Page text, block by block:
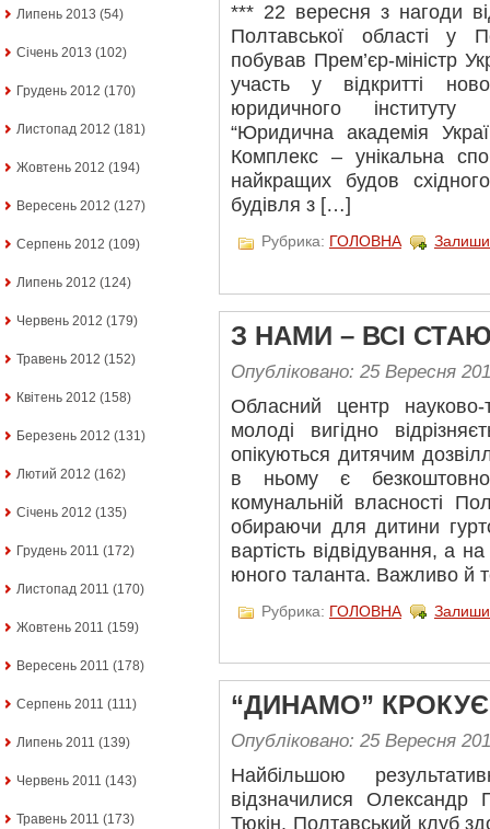
Липень 2013 (54)
Січень 2013 (102)
Грудень 2012 (170)
Листопад 2012 (181)
Жовтень 2012 (194)
Вересень 2012 (127)
Серпень 2012 (109)
Липень 2012 (124)
Червень 2012 (179)
Травень 2012 (152)
Квітень 2012 (158)
Березень 2012 (131)
Лютий 2012 (162)
Січень 2012 (135)
Грудень 2011 (172)
Листопад 2011 (170)
Жовтень 2011 (159)
Вересень 2011 (178)
Серпень 2011 (111)
Липень 2011 (139)
Червень 2011 (143)
Травень 2011 (173)
*** 22 вересня з нагоди
Полтавської області у
побував Прем’єр-міністр
участь у відкритті
юридичного інституту
“Юридична академія
Комплекс – унікальна
найкращих будов
будівля з […]
Рубрика: ГОЛОВНА
З НАМИ – ВСІ
Опубліковано: 25 Вересня
Обласний центр науково-
молоді вигідно
опікуються дитячим
в ньому є
комунальній власності
обираючи для дитини
вартість відвідування, а
юного таланта. Важливо й
Рубрика: ГОЛОВНА
“ДИНАМО”
Опубліковано: 25 Вересня
Найбільшою
відзначилися
Тюкін. Полтавський клуб